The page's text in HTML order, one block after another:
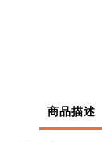
商品描述